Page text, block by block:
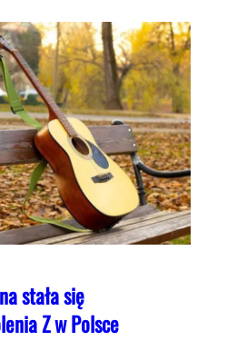
stała się
Z w Polsce